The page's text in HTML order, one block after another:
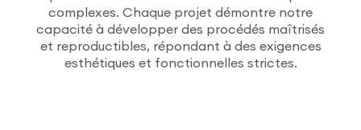
complexes. Chaque projet démontre notre
capacité à développer des procédés maîtrisés
et reproductibles, répondant à des exigences
esthétiques et fonctionnelles strictes.